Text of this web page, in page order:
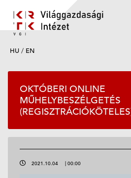
HU / EN
OKTÓBERI ONLINE
MŰHELYBESZÉLGETÉS
2021.10.04 | 00:00